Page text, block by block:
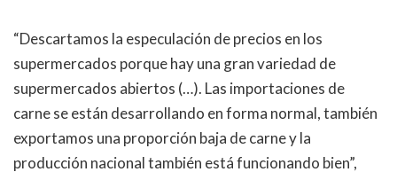
“Descartamos la especulación de precios en los
supermercados porque hay una gran variedad de
supermercados abiertos (…). Las importaciones de
carne se están desarrollando en forma normal, también
exportamos una proporción baja de carne y la
producción nacional también está funcionando bien”,